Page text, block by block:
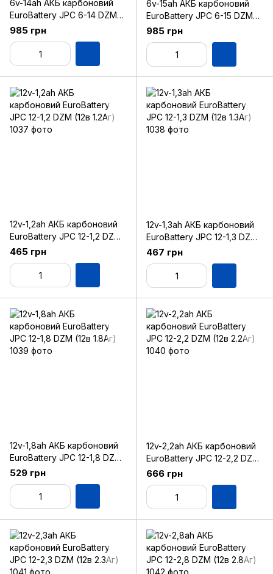
6v-14ah АКБ карбоновий
EuroBattery JPC 6-14 DZM
(6в 14Аг)
985 грн
6v-15ah АКБ карбоновий
EuroBattery JPC 6-15 DZM
(6в 15Аг)
985 грн
12v-1,2ah АКБ карбоновий
EuroBattery JPC 12-1,2 DZM
(12в 1.2Аг)
465 грн
12v-1,3ah АКБ карбоновий
EuroBattery JPC 12-1,3 DZM
(12в 1.3Аг)
467 грн
12v-1,8ah АКБ карбоновий
EuroBattery JPC 12-1,8 DZM
(12в 1.8Аг)
529 грн
12v-2,2ah АКБ карбоновий
EuroBattery JPC 12-2,2 DZM
(12в 2.2Аг)
666 грн